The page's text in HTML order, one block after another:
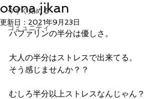
今すぐ始める
コミュニティ
otona jikan
更新日： 2021年9月23日
バファリンの半分は優しさ。
大人の半分はストレスで出来てる。
そう感じませんか？？
むしろ半分以上ストレスなんじゃん？